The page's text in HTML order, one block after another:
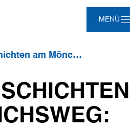
MENÜ
Lesegeschichten am Mönchsweg: Ein mittelalterlicher Tresor